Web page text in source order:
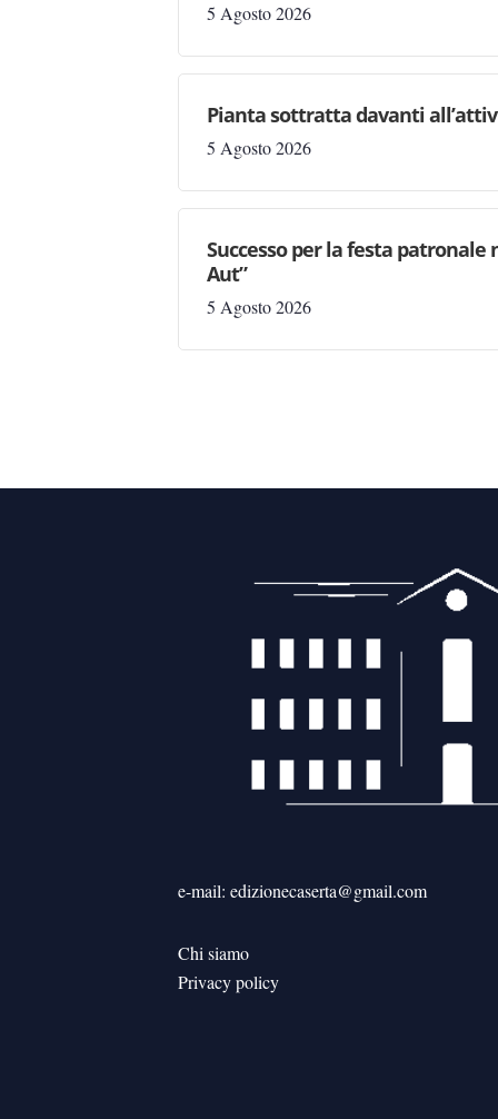
5 Agosto 2026
Pianta sottratta davanti
5 Agosto 2026
Successo per la festa
Aut”
5 Agosto 2026
e-mail: edizionecaserta@gmail.com
Chi siamo
Privacy policy